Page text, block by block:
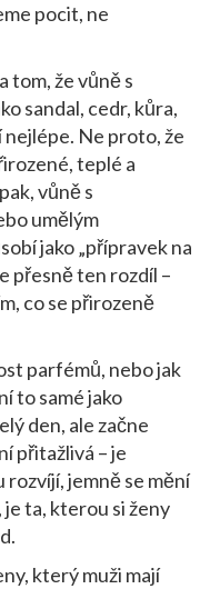
pocit, ne
tom, ževůně s
sandal, cedr, kůra,
nejlépe. Ne proto, že
teplé a
vůně s
umělým
jako „přípravek na
přesně ten rozdíl –
co se přirozeně
parfémů, nebo jak
to samé jako
den, ale začne
přitažlivá – je
rozvíjí, jemně se mění
je ta, kterou si ženy
, který muži mají